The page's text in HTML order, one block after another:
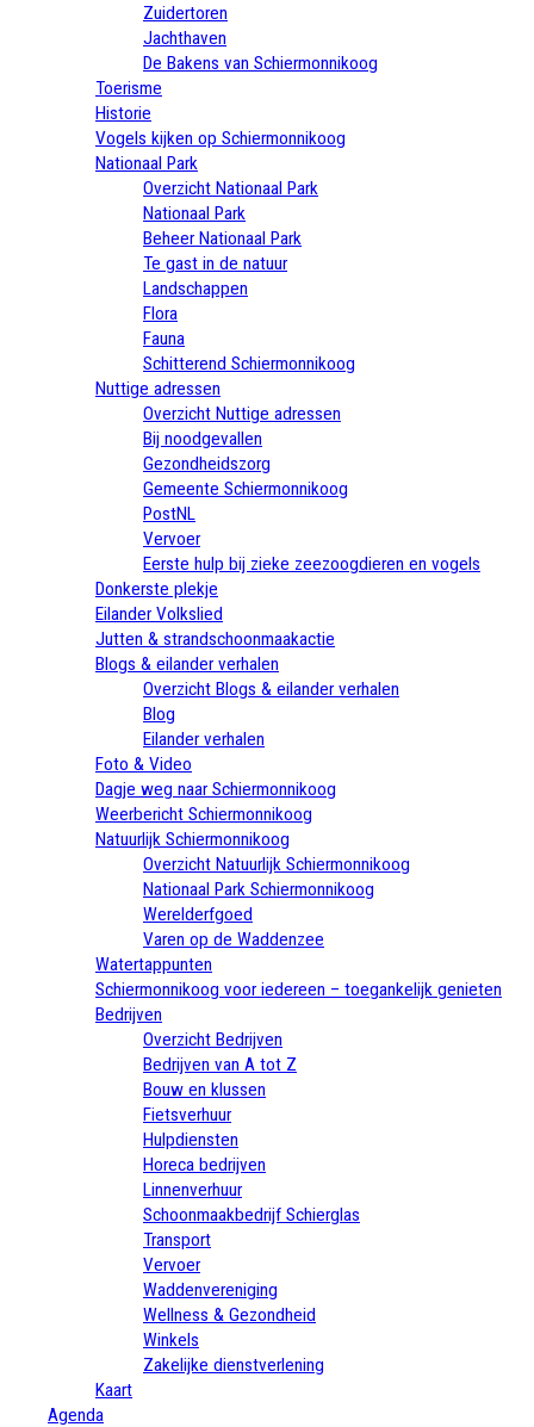
Zuidertoren
Jachthaven
De Bakens van Schiermonnikoog
Toerisme
Historie
Vogels kijken op Schiermonnikoog
Nationaal Park
Overzicht Nationaal Park
Nationaal Park
Beheer Nationaal Park
Te gast in de natuur
Landschappen
Flora
Fauna
Schitterend Schiermonnikoog
Nuttige adressen
Overzicht Nuttige adressen
Bij noodgevallen
Gezondheidszorg
Gemeente Schiermonnikoog
PostNL
Vervoer
Eerste hulp bij zieke zeezoogdieren en vogels
Donkerste plekje
Eilander Volkslied
Jutten & strandschoonmaakactie
Blogs & eilander verhalen
Overzicht Blogs & eilander verhalen
Blog
Eilander verhalen
Foto & Video
Dagje weg naar Schiermonnikoog
Weerbericht Schiermonnikoog
Natuurlijk Schiermonnikoog
Overzicht Natuurlijk Schiermonnikoog
Nationaal Park Schiermonnikoog
Werelderfgoed
Varen op de Waddenzee
Watertappunten
Schiermonnikoog voor iedereen – toegankelijk genieten
Bedrijven
Overzicht Bedrijven
Bedrijven van A tot Z
Bouw en klussen
Fietsverhuur
Hulpdiensten
Horeca bedrijven
Linnenverhuur
Schoonmaakbedrijf Schierglas
Transport
Vervoer
Waddenvereniging
Wellness & Gezondheid
Winkels
Zakelijke dienstverlening
Kaart
Agenda